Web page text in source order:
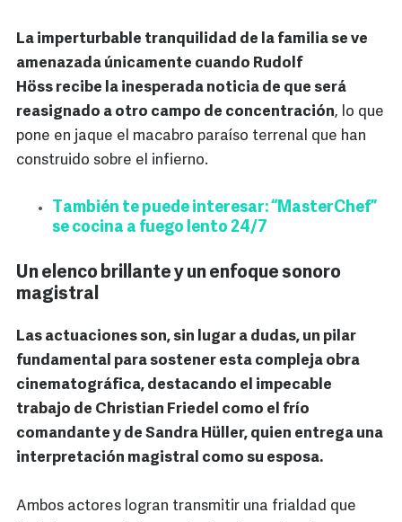
La imperturbable tranquilidad de la familia se ve
amenazada únicamente cuando Rudolf
Höss recibe la inesperada noticia de que será
reasignado a otro campo de concentración, lo que
pone en jaque el macabro paraíso terrenal que han
construido sobre el infierno.
También te puede interesar: “MasterChef”
se cocina a fuego lento 24/7
Un elenco brillante y un enfoque sonoro
magistral
Las actuaciones son, sin lugar a dudas, un pilar
fundamental para sostener esta compleja obra
cinematográfica, destacando el impecable
trabajo de Christian Friedel como el frío
comandante y de Sandra Hüller, quien entrega una
interpretación magistral como su esposa.
Ambos actores logran transmitir una frialdad que